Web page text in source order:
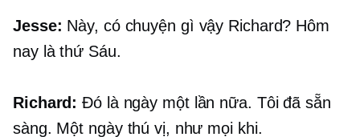
Jesse: Này, có chuyện gì vậy Richard? Hôm
nay là thứ Sáu.
Richard: Đó là ngày một lần nữa. Tôi đã sẵn
sàng. Một ngày thú vị, như mọi khi.